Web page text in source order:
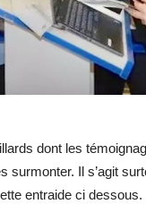
dont les
Il s’agit
entraide ci dessous.